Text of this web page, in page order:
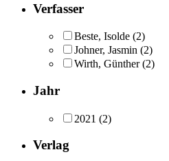
Verfasser
Beste, Isolde (2)
Johner, Jasmin (2)
Wirth, Günther (2)
Jahr
2021 (2)
Verlag